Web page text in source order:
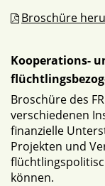
Broschüre
Kooperations-
Broschüre des
verschiedenen
finanzielle
Projekten und
können.